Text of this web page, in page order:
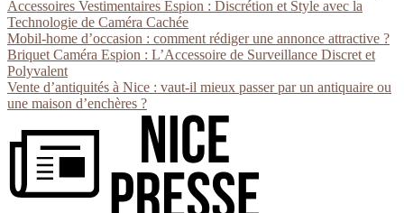
Accessoires Vestimentaires Espion : Discrétion et Style avec la
Technologie de Caméra Cachée
Mobil-home d’occasion : comment rédiger une annonce attractive ?
Briquet Caméra Espion : L’Accessoire de Surveillance Discret et
Polyvalent
Vente d’antiquités à Nice : vaut-il mieux passer par un antiquaire ou
une maison d’enchères ?